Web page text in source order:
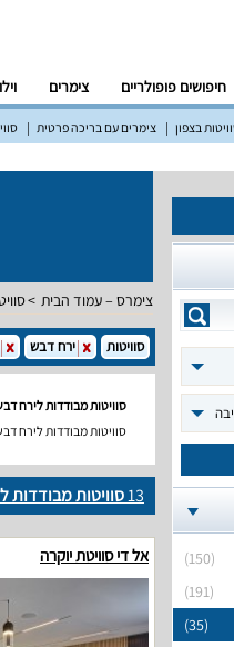
חיפושים פופולריים צימרים
בצפון צימרים עם בריכה פרטית
צימרס – עמוד הבית
(150)
(191)
(35)
סוויטות ירח דבש
סוויטות מבודדות לירח
סוויטות מבודדות לירח
13סוויטות מבודדות
אל די סוויטת יוקרה